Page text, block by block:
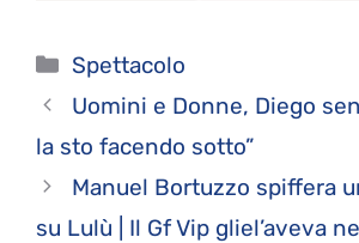
Categorie
Spettacolo
Uomini e Donne, Diego
la sto facendo sotto”
Manuel Bortuzzo spiffera
su Lulù | Il Gf Vip gliel’aveva